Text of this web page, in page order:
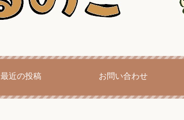
最近の投稿 お問い合わせ